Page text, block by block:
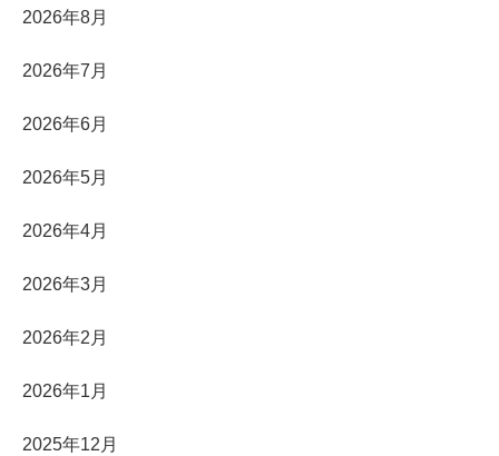
2026年8月
2026年7月
2026年6月
2026年5月
2026年4月
2026年3月
2026年2月
2026年1月
2025年12月